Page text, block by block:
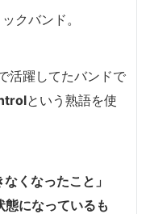
クバンド。
活躍してたバンドで
という熟語を使
なくなったこと」
態になっているも